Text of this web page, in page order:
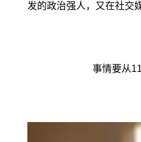
发的政治强人，又在社交
事情要从